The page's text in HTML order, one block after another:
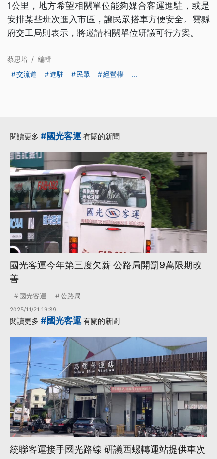
1公里，地方希望相關單位能夠媒合客運進駐，或是
安排某些班次進入市區，讓民眾搭車方便安全。雲縣
府交工局則表示，將邀請相關單位研議可行方案。
蔡思培 / 編輯
交流道
進駐 民眾 經營權 ...
閱讀更多 #國光客運 有關的新聞
國光客運今年第三度欠薪 公路局開罰9萬限期改
善
國光客運 公路局
2025/11/21 19:39
閱讀更多 #國光客運 有關的新聞
統聯客運接手國光路線 研議西螺轉運站提供車次